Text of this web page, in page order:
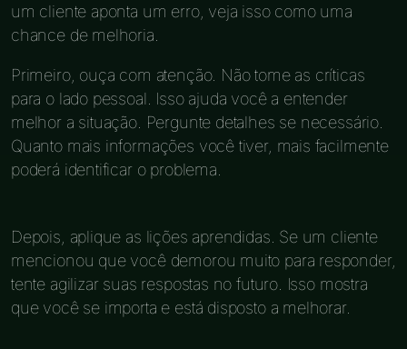
um cliente aponta um erro, veja isso como uma
chance de melhoria.
Primeiro, ouça com atenção. Não tome as críticas
para o lado pessoal. Isso ajuda você a entender
melhor a situação. Pergunte detalhes se necessário.
Quanto mais informações você tiver, mais facilmente
poderá identificar o problema.
Depois, aplique as lições aprendidas. Se um cliente
mencionou que você demorou muito para responder,
tente agilizar suas respostas no futuro. Isso mostra
que você se importa e está disposto a melhorar.